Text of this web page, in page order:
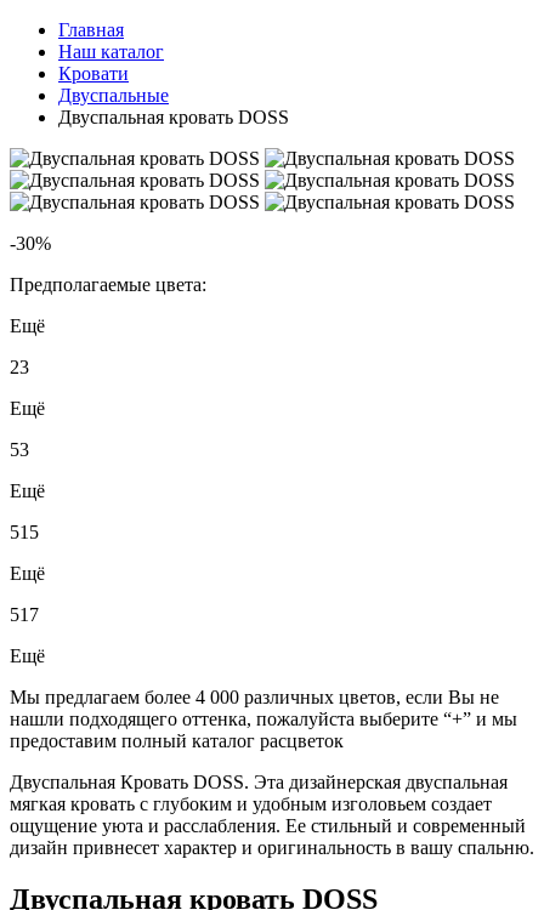
Главная
Наш каталог
Кровати
Двуспальные
Двуспальная кровать DOSS
-30%
Предполагаемые цвета:
Ещё
23
Ещё
53
Ещё
515
Ещё
517
Ещё
Мы предлагаем более 4 000 различных цветов, если Вы не
нашли подходящего оттенка, пожалуйста выберите “+” и мы
предоставим полный каталог расцветок
Двуспальная Кровать DOSS. Эта дизайнерская двуспальная
мягкая кровать с глубоким и удобным изголовьем создает
ощущение уюта и расслабления. Ее стильный и современный
дизайн привнесет характер и оригинальность в вашу спальню.
Двуспальная кровать DOSS